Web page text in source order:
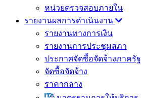
หน่วยตรวจสอบภายใน
รายงานผลการดำเนินงาน
รายงานทางการเงิน
รายงานการประชุมสภา
ประกาศจัดซื้อจัดจ้างภาครัฐ
จัดซื้อจัดจ้าง
ราคากลาง